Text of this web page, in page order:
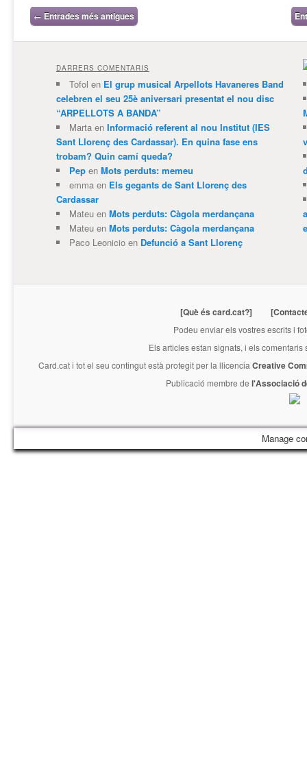
Navegació per les entrades
← Entrades més antigues
DARRERS COMENTARIS
Tofol en El grup musical Arpellots Havaneres Band
celebren el seu 25è aniversari presentat el nou disc
“ARPELLOTS A BANDA”
Martaen Informació referent al nou Institut (IES
Sant Llorenç des Cardassar). En quina fase ens
trobam? Quin camí queda?
Pepen Mots perduts: memeu
emmaen Els gegants de Sant Llorenç des
Cardassar
Mateuen Mots perduts: Càgola merdançana
Mateuen Mots perduts: Càgola merdançana
Paco Leonicioen Defunció a Sant Llorenç
[Què és card.cat?]
Podeu enviar els vostres escrits i
Els articles estan signats, i els
Card.cati tot el seu contingut està protegit per la llicencia Creative
Publicació membre de l'Associació
Manage